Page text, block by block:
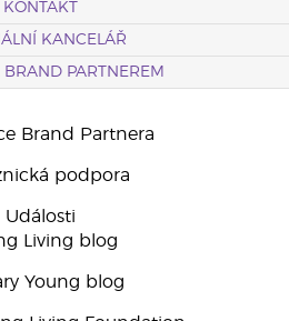
KONTAKT
KANCELÁŘ
BRAND PARTNEREM
Brand Partnera
podpora
Události
Living blog
Young blog